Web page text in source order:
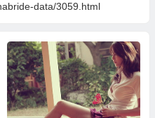
data/3059.html